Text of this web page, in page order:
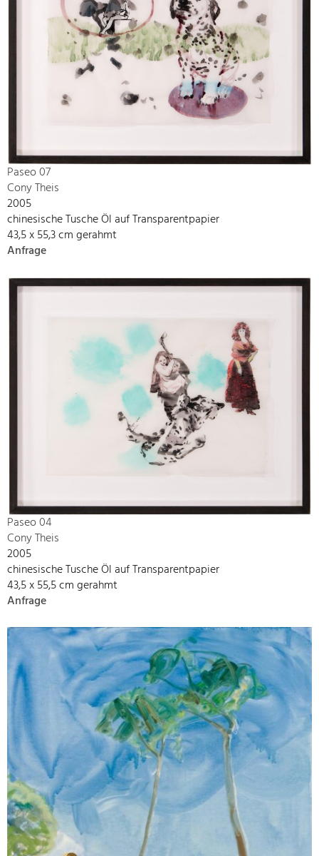
Paseo 07
Cony Theis
2005
chinesische Tusche Öl auf Transparentpapier
43,5 x 55,3 cm gerahmt
Anfrage
Paseo 04
Cony Theis
2005
chinesische Tusche Öl auf Transparentpapier
43,5 x 55,5 cm gerahmt
Anfrage